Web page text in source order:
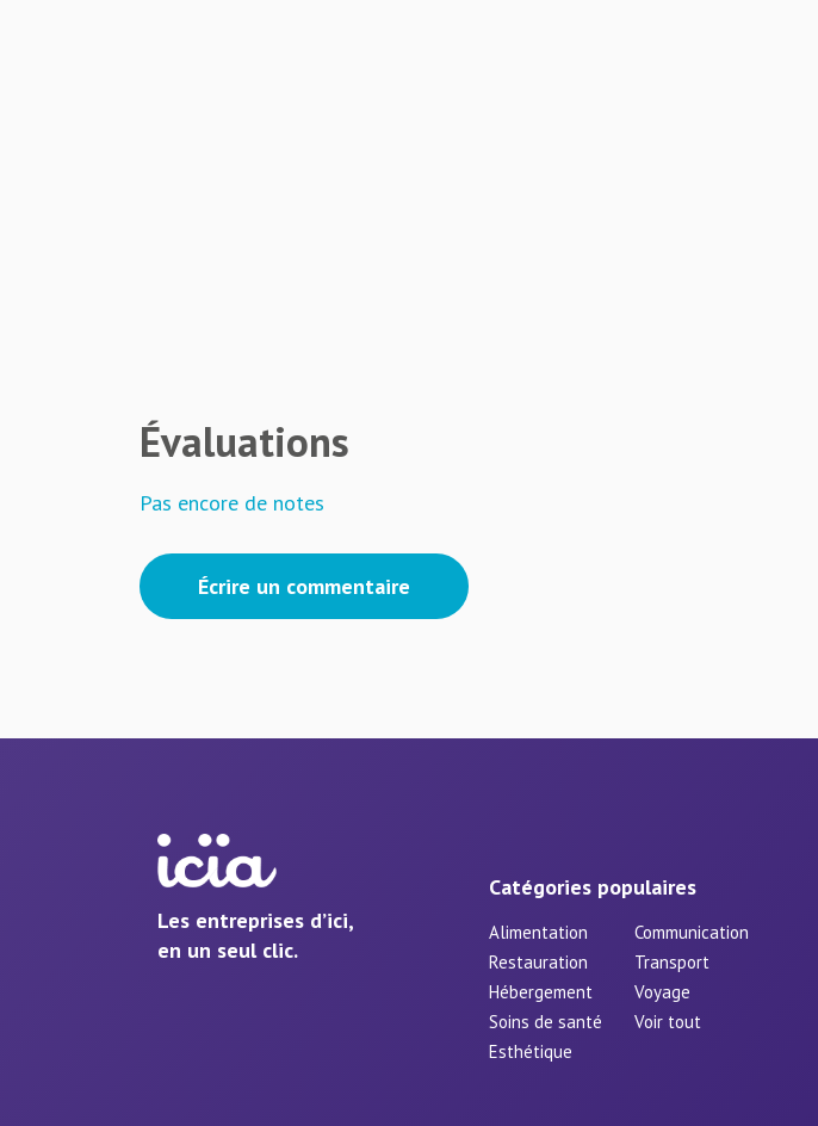
Évaluations
Pas encore de notes
Écrire un commentaire
Les entreprises d’ici,
en un seul clic.
Catégories populaires
Alimentation
Communication
Restauration
Transport
Hébergement
Voyage
Soins de santé
Voir tout
Esthétique